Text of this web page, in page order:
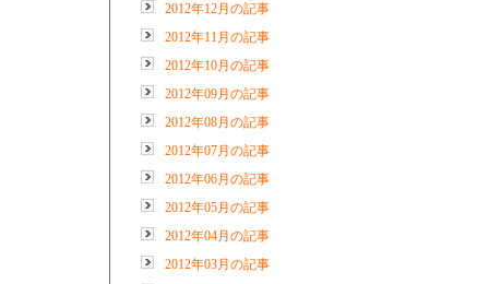
2012年12月の記事
2012年11月の記事
2012年10月の記事
2012年09月の記事
2012年08月の記事
2012年07月の記事
2012年06月の記事
2012年05月の記事
2012年04月の記事
2012年03月の記事